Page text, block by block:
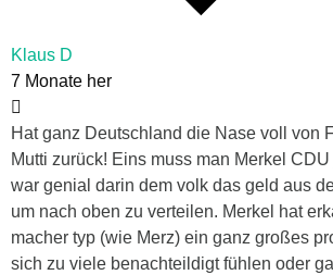
Klaus D
7 Monate her
Hat ganz Deutschland die Nase voll von
Mutti zurück! Eins muss man Merkel
war genial darin dem volk das geld aus
um nach oben zu verteilen. Merkel hat
macher typ (wie Merz) ein ganz großes
sich zu viele benachteildigt fühlen oder